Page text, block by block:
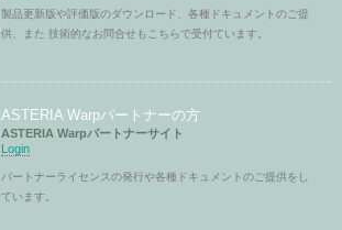
製品更新版や評価版のダウンロード、各種ドキュメントのご提
供、また 技術的なお問合せもこちらで受付ています。
ASTERIA Warpパートナーの方
ASTERIA Warpパートナーサイト
Login
パートナーライセンスの発行や各種ドキュメントのご提供をし
ています。